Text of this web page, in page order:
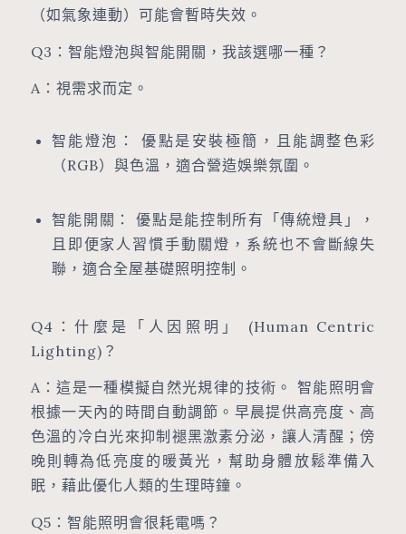
（如氣象連動）可能會暫時失效。
Q3：智能燈泡與智能開關，我該選哪一種？
A：視需求而定。
智能燈泡： 優點是安裝極簡，且能調整色彩
（RGB）與色溫，適合營造娛樂氛圍。
智能開關： 優點是能控制所有「傳統燈具」，
且即便家人習慣手動關燈，系統也不會斷線失
聯，適合全屋基礎照明控制。
Q4：什麼是「人因照明」 (Human Centric
Lighting)？
A：這是一種模擬自然光規律的技術。 智能照明會
根據一天內的時間自動調節。早晨提供高亮度、高
色溫的冷白光來抑制褪黑激素分泌，讓人清醒；傍
晚則轉為低亮度的暖黃光，幫助身體放鬆準備入
眠，藉此優化人類的生理時鐘。
Q5：智能照明會很耗電嗎？